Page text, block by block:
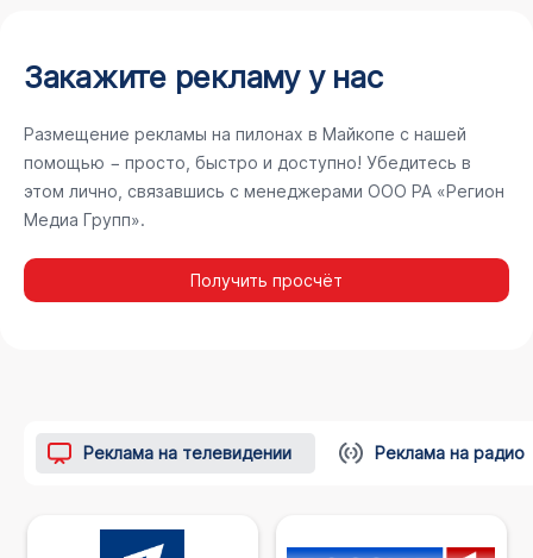
Закажите рекламу у нас
Размещение рекламы на пилонах в Майкопе с нашей
помощью − просто, быстро и доступно! Убедитесь в
этом лично, связавшись с менеджерами ООО РА «Регион
Медиа Групп».
Получить просчёт
Реклама на телевидении Реклама на радио